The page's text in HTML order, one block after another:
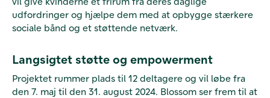
udfordringer og hjælpe dem med at opbygge stærkere
sociale bånd og et støttende netværk.
Langsigtet støtte og empowerment
Projektet rummer plads til 12 deltagere og vil løbe fra
den 7. maj til den 31. august 2024. Blossom ser frem til at